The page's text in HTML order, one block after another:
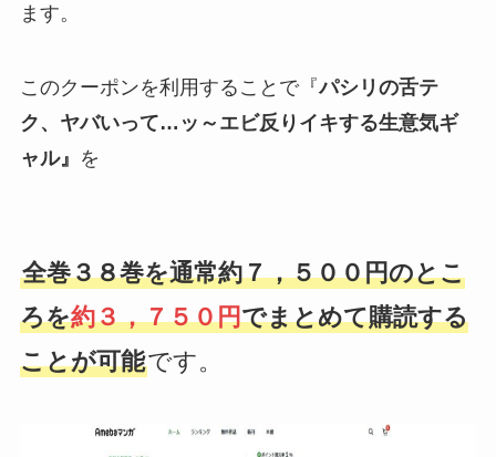
ます。
このクーポンを利用することで『パシリの舌テ
ク、ヤバいって…ッ～エビ反りイキする生意気ギ
ャル』 を
全巻３８巻を通常約７，５００円のとこ
ろを約３，７５０円でまとめて購読する
ことが可能です。